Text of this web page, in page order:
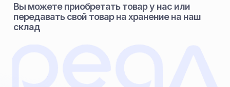
Вы можете приобретать товар у нас или
передавать свой товар на хранение на наш
склад